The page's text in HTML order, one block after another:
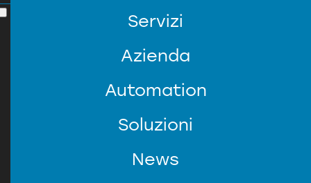
Servizi
Azienda
Automation
Soluzioni
News
SERVIZIO CLIENTI